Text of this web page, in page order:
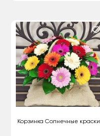
Корзинка Солнечные краски